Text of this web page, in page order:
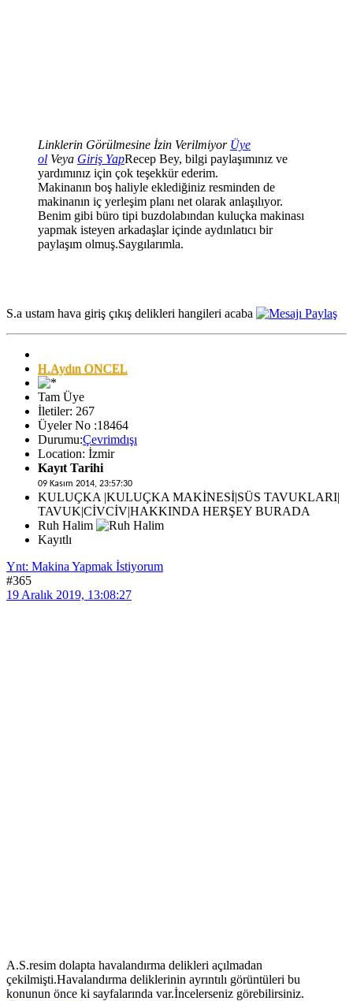
Linklerin Görülmesine İzin Verilmiyor Üye
ol Veya Giriş YapRecep Bey, bilgi paylaşımınız ve
yardımınız için çok teşekkür ederim.
Makinanın boş haliyle eklediğiniz resminden de
makinanın iç yerleşim planı net olarak anlaşılıyor.
Benim gibi büro tipi buzdolabından kuluçka makinası
yapmak isteyen arkadaşlar içinde aydınlatıcı bir
paylaşım olmuş.Saygılarımla.
S.a ustam hava giriş çıkış delikleri hangileri acaba
H.Aydın ONCEL
Tam Üye
İletiler: 267
Üyeler No :18464
Durumu:Çevrimdışı
Location: İzmir
Kayıt Tarihi
09 Kasım 2014, 23:57:30
KULUÇKA |KULUÇKA MAKİNESİ|SÜS TAVUKLARI|
TAVUK|CİVCİV|HAKKINDA HERŞEY BURADA
Ruh Halim
Kayıtlı
Ynt: Makina Yapmak İstiyorum
#365
19 Aralık 2019, 13:08:27
A.S.resim dolapta havalandırma delikleri açılmadan
çekilmişti.Havalandırma deliklerinin ayrıntılı görüntüleri bu
konunun önce ki sayfalarında var.İncelerseniz görebilirsiniz.